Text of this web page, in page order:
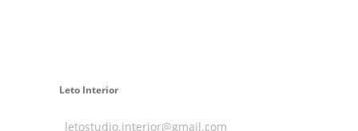
Leto Interior
letostudio.interior@gmail.com